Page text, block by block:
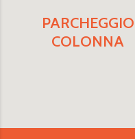
PARCHEGGIO
COLONNA